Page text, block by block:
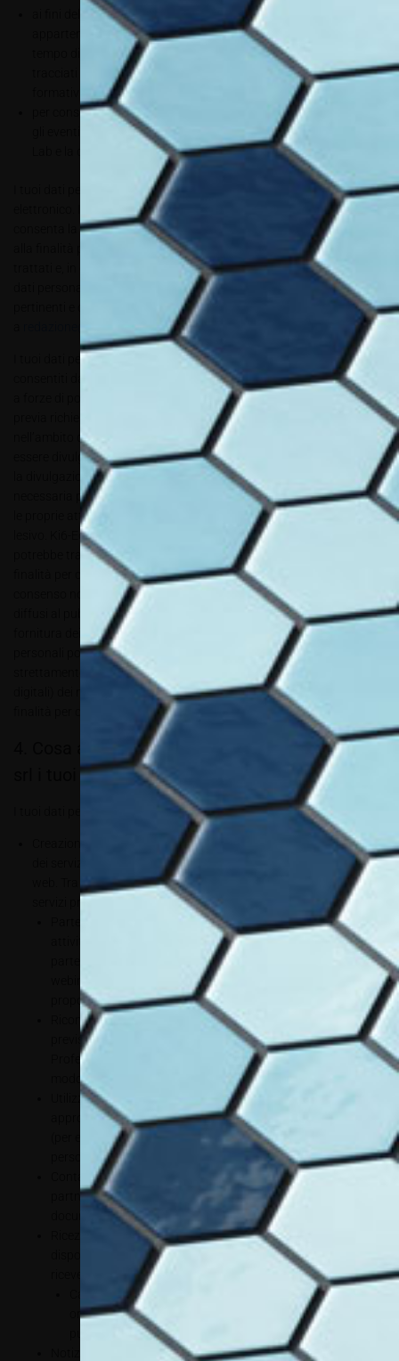
ai fini della comunicazione, all’ordine professionale di
appartenenza, del periodo di partecipazione alla formazione. Il
tempo di partecipazione a workshop e live-webinar saranno
tracciati a livello temporale ai fini del conferimento dei crediti
formativi da parte dell’ordine medesimo;
per consentire la pubblicazione di foto e video realizzati durante
gli eventi sui canali Decor Lab, Allestire e quelli dei partner Decor
Lab e la diretta in live-streaming
I tuoi dati personali sono trattati prevalentemente in formato
elettronico. I tuoi dati personali saranno conservati nella forma che
consenta la tua identificazione per il tempo strettamente necessario
alla finalità per cui i dati sono stati raccolti e successivamente
trattati e, in ogni caso, entro i limiti di legge. Per garantire che i tuoi
dati personali siano sempre esatti e aggiornati, o comunque
pertinenti e completi, ti preghiamo di segnalarci ogni modifica
.
I tuoi dati personali non saranno comunicati a terzi per scopi non
consentiti dalla legge. Inoltre, i tuoi dati potranno essere comunicati
a forze di polizia o all’autorità giudiziaria, in conformità alla legge e
previa richiesta formale da parte di tali soggetti, ad esempio
nell’ambito dei servizi antifrode. I tuoi dati personali potranno
essere divulgati da Ki6-Editori srl nel caso in cui dovesse ritenere che
la divulgazione e la comunicazione a terzi sia ragionevolmente
necessaria per applicare le proprie condizioni d’uso o per proteggere
le proprie attività da danni economici e da qualsiasi altro fatto
lesivo. Ki6-Editori srl in caso di riorganizzazione, fusione o vendita
potrebbe trasferire a terzi i dati personali raccolti e per le specifiche
finalità per cui hai prestato consenso. In tutti questi casi il tuo
consenso non è necessario. I tuoi dati personali potranno essere
diffusi al pubblico solo con il tuo consenso e solo nell’ambito della
fornitura dei servizi resi attraverso i nostri siti web. I tuoi dati
personali potranno essere trasferiti all’estero solo per le finalità
strettamente connesse all’uso / gestione (provider web, servizi
digitali) dei nostri siti web e dei nostri servizi informativi e solo per la
finalità per cui i tuoi dati sono stati ottenuti.
4. Cosa accade se non comunichi a Ki6-Editori
srl i tuoi dati personali completi o corretti
I tuoi dati personali saranno trattati per le seguenti finalità:
Creazione di un account personale necessario per la fruizione
dei servizi offerti dal titolare del trattamento mediante la pagina
web. Tra i vari servizi offerti si possono indicare i seguenti come
servizi principali:
Partecipazione agli eventi formativi e gestione di tutte le
attività a questi connesse: tramite il tuo account potrai
partecipare a eventi come workshop in presenza, live-
webinar, accedere alla mediateca e convegni o altri eventi
proposti dalla nostra azienda;
Riconoscimento dei crediti formativi professionali (ove
previsti dall’evento e se iscritto regolarmente all’Ordine
Professionale di competenza) salvo l’iscrizione avvenuta in
modo corretto e completo;
Utilizzo della live-chat per tue domande e richieste di
approfondimento / chiarimento poste durante l’evento
(per evadere le tue richieste in modo più esaustivo, i tuoi dati
personali dovranno essere comunicati alle aziende relatrici);
Contatto delle aziende partner Decor Lab e di quelle non
partner per richiedere informazioni tecniche o commerciali,
documentazione e altri materiali di tuo interesse;
Ricezione di newsletter informative o notifiche push su
dispositivi mobili che vengono inviate previa iscrizione per
ricevere comunicazioni periodiche per informarti su:
Calendario degli eventi formativi organizzati da noi, eventi
organizzati da aziende partner e/o non partner e
pubblicate sulla nostra pagina web;
Notizie di attualità sulle tematiche principali affrontate da